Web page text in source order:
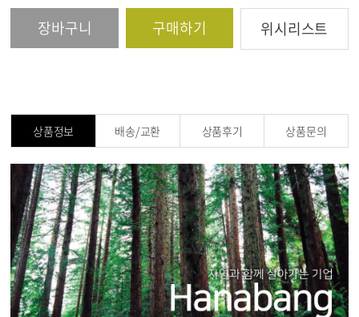
장바구니 구매하기 위시리스트
상품정보 배송/교환 상품후기 상품문의